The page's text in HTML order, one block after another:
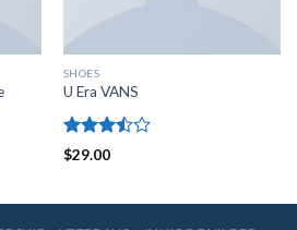
SHOES
U Era VANS
Rated
$29.00